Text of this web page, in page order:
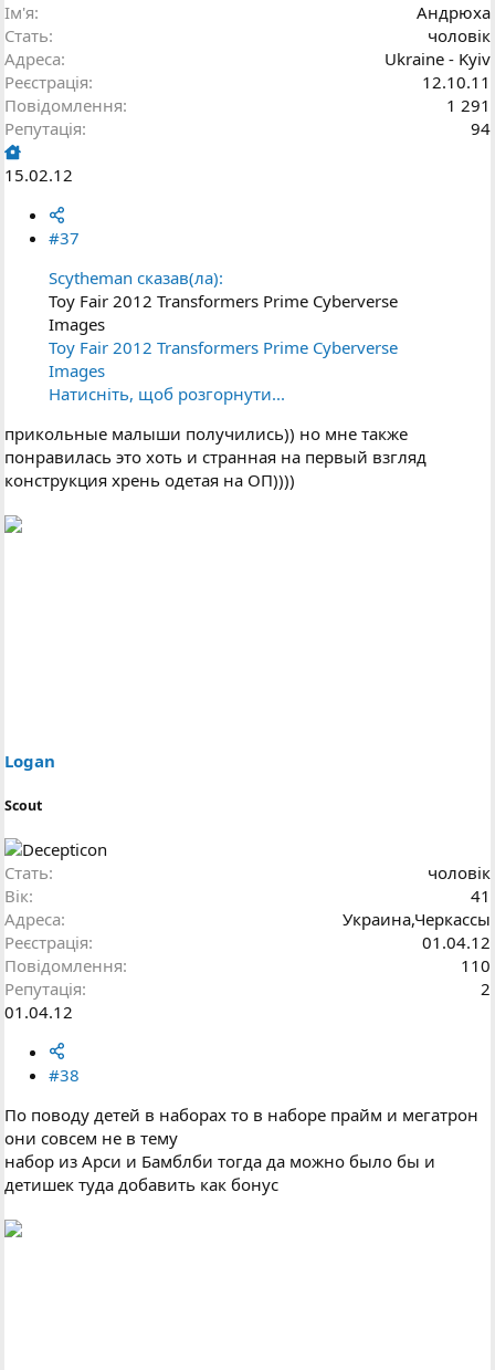
Ім'я
Андрюха
Стать
чоловік
Адреса
Ukraine - Kyiv
Реєстрація
12.10.11
Повідомлення
1 291
Репутація
94
15.02.12
#37
Scytheman сказав(ла):
Toy Fair 2012 Transformers Prime Cyberverse
Images
Toy Fair 2012 Transformers Prime Cyberverse
Images
Натисніть, щоб розгорнути...
прикольные малыши получились)) но мне также
понравилась это хоть и странная на первый взгляд
конструкция хрень одетая на ОП))))
Logan
Scout
Стать
чоловік
Вік
41
Адреса
Украина,Черкассы
Реєстрація
01.04.12
Повідомлення
110
Репутація
2
01.04.12
#38
По поводу детей в наборах то в наборе прайм и мегатрон
они совсем не в тему
набор из Арси и Бамблби тогда да можно было бы и
детишек туда добавить как бонус